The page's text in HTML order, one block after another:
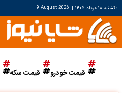
یکشنبه ۱۸ مرداد ۱۴۰۵ |
9 August 2026
قیمت خودرو قیمت سکه